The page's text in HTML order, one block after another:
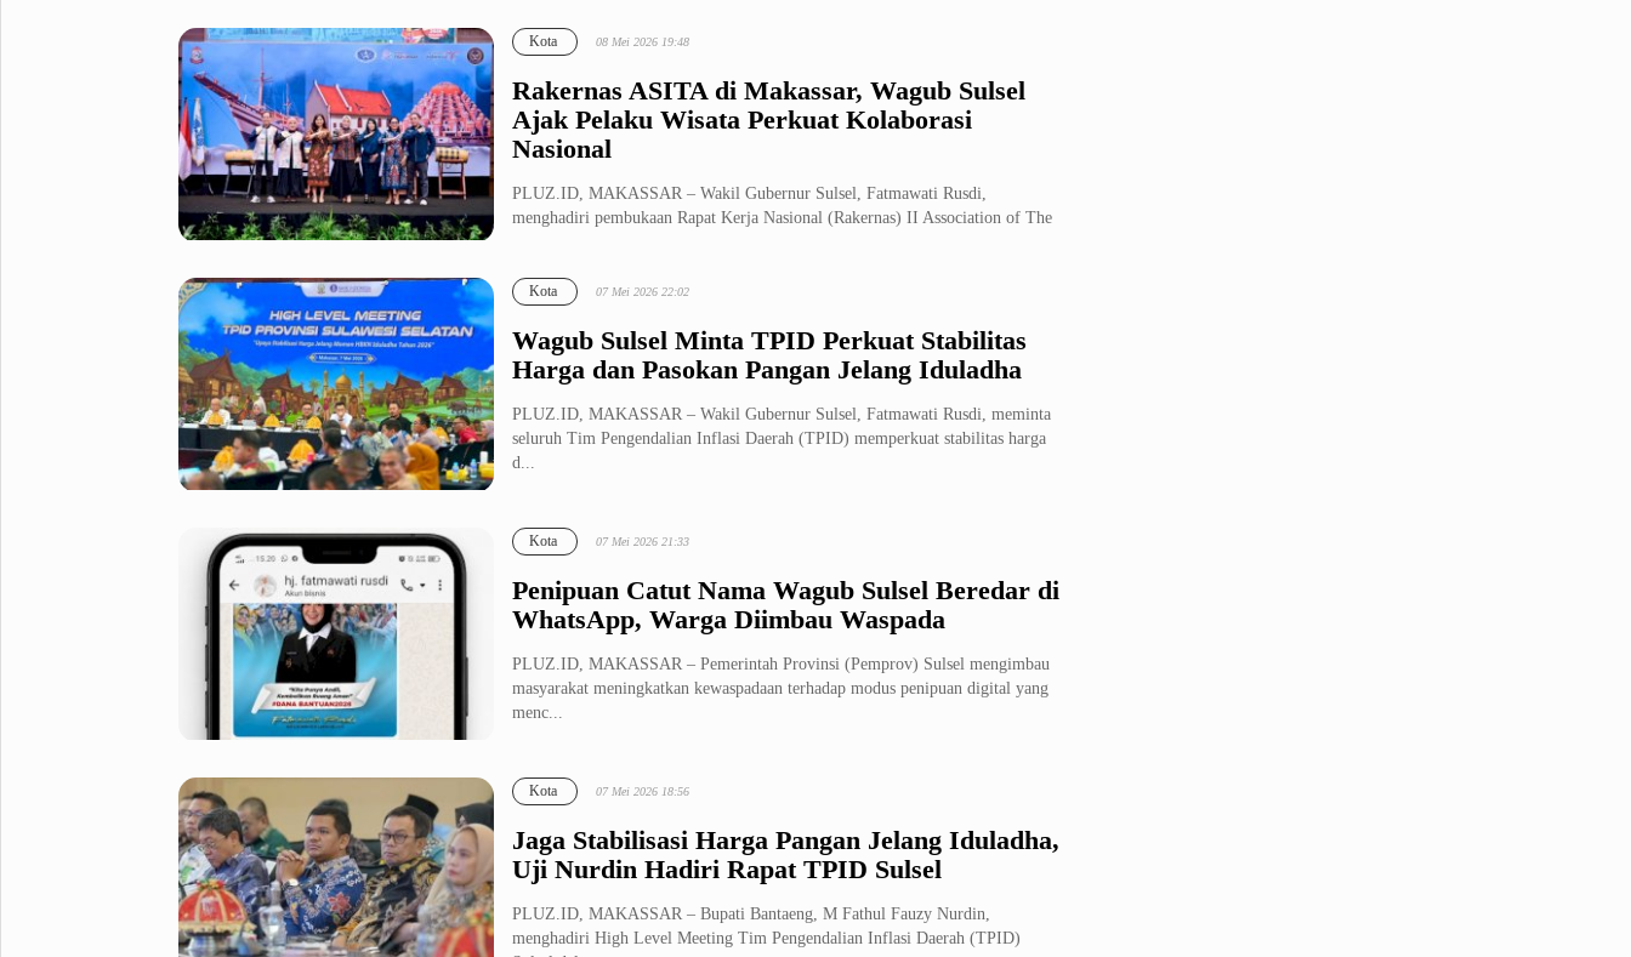
Rakernas ASITA di Makassar, Wagub Sulsel
Ajak Pelaku Wisata Perkuat Kolaborasi
Nasional
Kota 08 Mei 2026 19:48
PLUZ.ID, MAKASSAR – Wakil Gubernur Sulsel, Fatmawati Rusdi,
menghadiri pembukaan Rapat Kerja Nasional (Rakernas) II Association of The
Wagub Sulsel Minta TPID Perkuat Stabilitas
Harga dan Pasokan Pangan Jelang Iduladha
Kota 07 Mei 2026 22:02
PLUZ.ID, MAKASSAR – Wakil Gubernur Sulsel, Fatmawati Rusdi, meminta
seluruh Tim Pengendalian Inflasi Daerah (TPID) memperkuat stabilitas harga
d...
Penipuan Catut Nama Wagub Sulsel Beredar di
WhatsApp, Warga Diimbau Waspada
Kota 07 Mei 2026 21:33
PLUZ.ID, MAKASSAR – Pemerintah Provinsi (Pemprov) Sulsel mengimbau
masyarakat meningkatkan kewaspadaan terhadap modus penipuan digital yang
menc...
Jaga Stabilisasi Harga Pangan Jelang Iduladha,
Uji Nurdin Hadiri Rapat TPID Sulsel
Kota 07 Mei 2026 18:56
PLUZ.ID, MAKASSAR – Bupati Bantaeng, M Fathul Fauzy Nurdin,
menghadiri High Level Meeting Tim Pengendalian Inflasi Daerah (TPID)